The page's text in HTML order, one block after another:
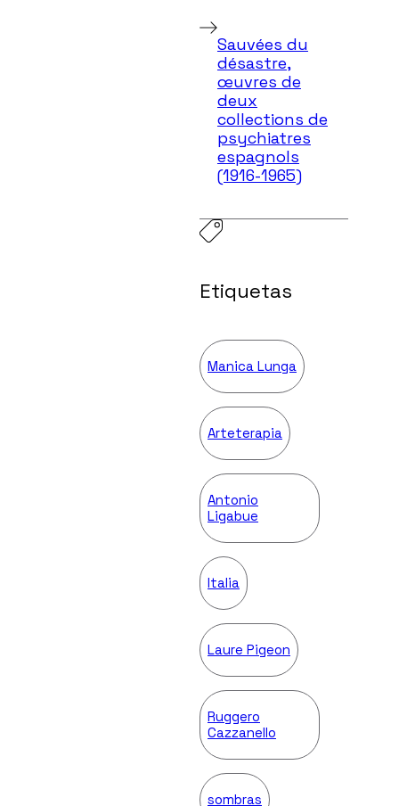
Sauvées du
désastre,
œuvres de
deux
collections de
psychiatres
espagnols
(1916-1965)
Etiquetas
Manica Lunga
Arteterapia
Antonio
Ligabue
Italia
Laure Pigeon
Ruggero
Cazzanello
sombras